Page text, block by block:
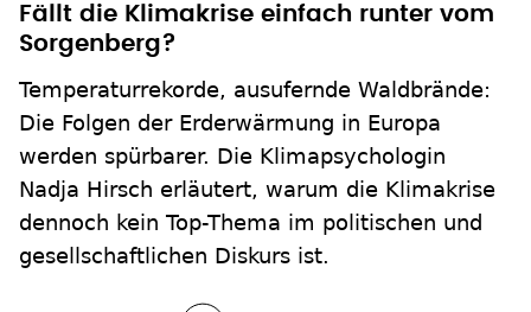
Fällt die Klimakrise einfach runter vom
Sorgenberg?
Temperaturrekorde, ausufernde Waldbrände:
Die Folgen der Erderwärmung in Europa
werden spürbarer. Die Klimapsychologin
Nadja Hirsch erläutert, warum die Klimakrise
dennoch kein Top-Thema im politischen und
gesellschaftlichen Diskurs ist.